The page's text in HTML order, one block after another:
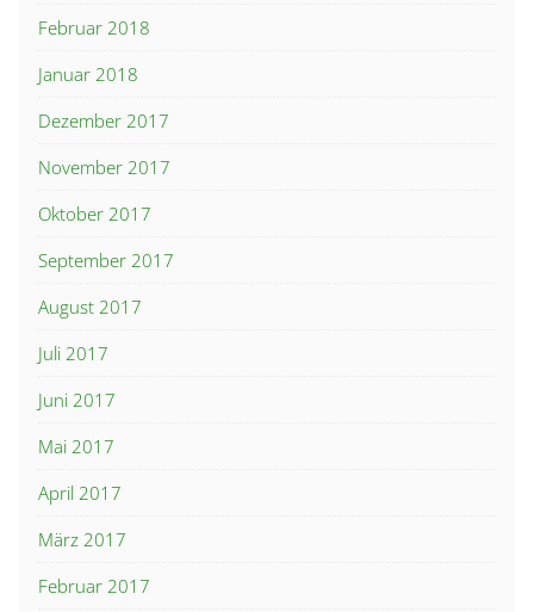
Februar 2018
Januar 2018
Dezember 2017
November 2017
Oktober 2017
September 2017
August 2017
Juli 2017
Juni 2017
Mai 2017
April 2017
März 2017
Februar 2017